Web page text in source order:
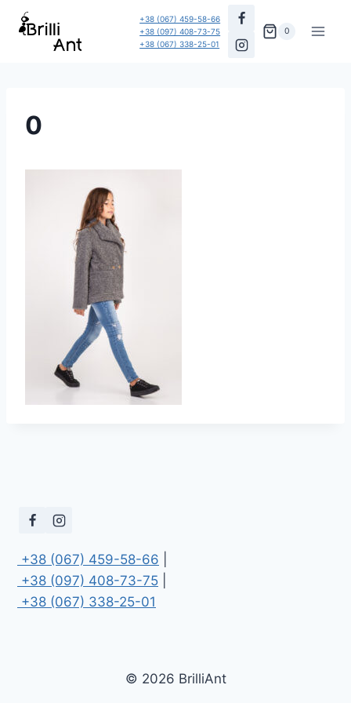
Перейти
+38 (067) 459-58-66
+38 (097) 408-73-75
+38 (067) 338-25-01
0
0
+38 (067) 459-58-66
+38 (097) 408-73-75
+38 (067) 338-25-01
© 2026 BrilliAnt